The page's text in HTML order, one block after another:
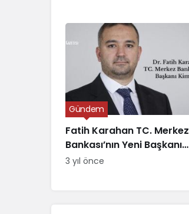
Fatih Karahan TC. Merkez
Bankası’nın Yeni Başkanı
Kimdir
Gündem
3 yıl önce